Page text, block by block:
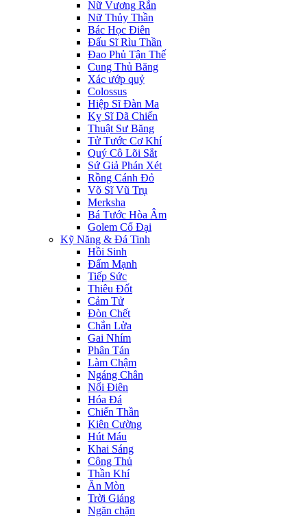
Nữ Vương Rắn
Nữ Thủy Thần
Bác Học Điên
Đấu Sĩ Rìu Thần
Đao Phủ Tận Thế
Cung Thủ Băng
Xác ướp quỷ
Colossus
Hiệp Sĩ Đàn Ma
Kỵ Sĩ Dã Chiến
Thuật Sư Băng
Tử Tước Cơ Khí
Quý Cô Lõi Sắt
Sứ Giả Phán Xét
Rồng Cánh Đỏ
Võ Sĩ Vũ Trụ
Merksha
Bá Tước Hòa Âm
Golem Cổ Đại
Kỹ Năng & Đá Tinh
Hồi Sinh
Đấm Mạnh
Tiếp Sức
Thiêu Đốt
Cảm Tử
Đòn Chết
Chắn Lửa
Gai Nhím
Phân Tán
Làm Chậm
Ngáng Chân
Nổi Điên
Hóa Đá
Chiến Thần
Kiên Cường
Hút Máu
Khai Sáng
Công Thủ
Thần Khí
Ăn Mòn
Trời Giáng
Ngăn chặn